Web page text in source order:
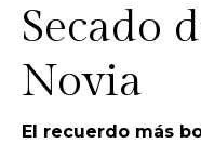
Secado
Novia
El recuerdo más